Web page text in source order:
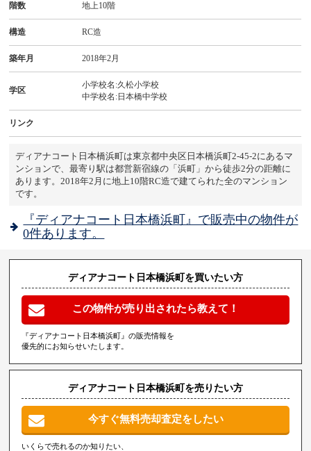
階数 地上10階
構造 RC造
築年月 2018年2月
学区
小学校名:久松小学校
中学校名:日本橋中学校
リンク
ディアナコート日本橋浜町は東京都中央区日本橋浜町2-45-2にあるマ
ンションで、最寄り駅は都営新宿線の「浜町」から徒歩2分の距離に
あります。2018年2月に地上10階RC造で建てられた全のマンション
です。
『ディアナコート日本橋浜町』で販売中の物件が
0件あります。
ディアナコート日本橋浜町を買いたい方
この物件が売り出されたら教えて！
『ディアナコート日本橋浜町』の販売情報を
優先的にお知らせいたします。
ディアナコート日本橋浜町を売りたい方
今すぐ無料売却査定をしたい
いくらで売れるのか知りたい、